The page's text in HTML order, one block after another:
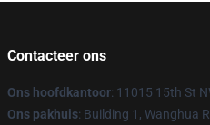
Contacteer ons
Ons hoofdkantoor: 11015 15th St
Ons pakhuis: Building 1, Wanghua